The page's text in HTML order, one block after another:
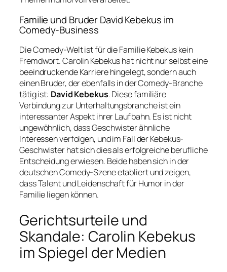
Familie und Bruder David Kebekus im
Comedy-Business
Die Comedy-Welt ist für die Familie Kebekus kein
Fremdwort. Carolin Kebekus hat nicht nur selbst eine
beeindruckende Karriere hingelegt, sondern auch
einen Bruder, der ebenfalls in der Comedy-Branche
tätig ist: David Kebekus. Diese familiäre
Verbindung zur Unterhaltungsbranche ist ein
interessanter Aspekt ihrer Laufbahn. Es ist nicht
ungewöhnlich, dass Geschwister ähnliche
Interessen verfolgen, und im Fall der Kebekus-
Geschwister hat sich dies als erfolgreiche berufliche
Entscheidung erwiesen. Beide haben sich in der
deutschen Comedy-Szene etabliert und zeigen,
dass Talent und Leidenschaft für Humor in der
Familie liegen können.
Gerichtsurteile und
Skandale: Carolin Kebekus
im Spiegel der Medien